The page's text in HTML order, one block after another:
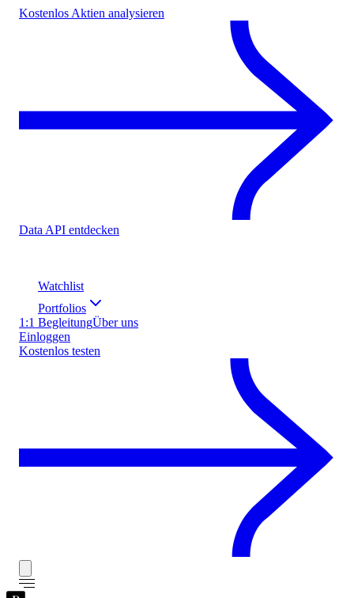
Kostenlos Aktien analysieren
Data API entdecken
Watchlist
Portfolios
1:1 BegleitungÜber uns
Einloggen
Kostenlos testen